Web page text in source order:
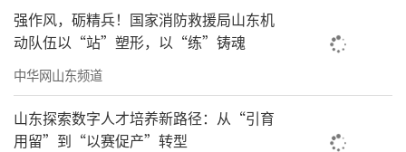
强作风，砺精兵！国家消防救援局山东机
动队伍以“站”塑形，以“练”铸魂
中华网山东频道
山东探索数字人才培养新路径：从“引育
用留”到“以赛促产”转型